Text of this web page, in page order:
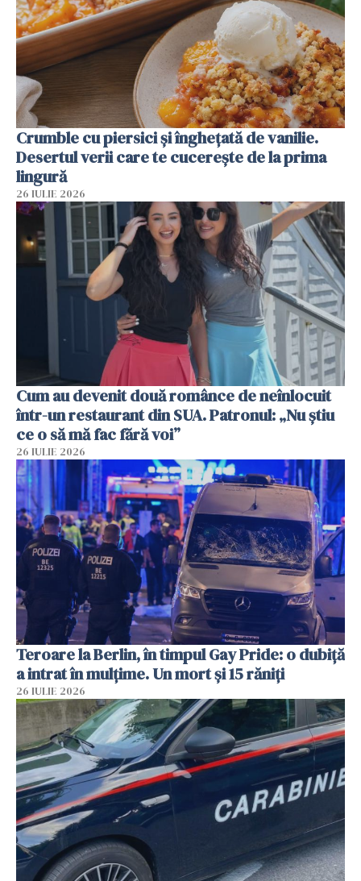
Crumble cu piersici și înghețată de vanilie.
Desertul verii care te cucerește de la prima
lingură
26 IULIE 2026
Cum au devenit două românce de neînlocuit
într-un restaurant din SUA. Patronul: „Nu știu
ce o să mă fac fără voi”
26 IULIE 2026
Teroare la Berlin, în timpul Gay Pride: o dubiță
a intrat în mulțime. Un mort și 15 răniți
26 IULIE 2026